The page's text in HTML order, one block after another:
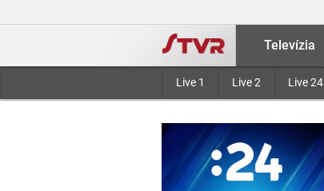
Televízia
Live 1 Live 2 Live 24